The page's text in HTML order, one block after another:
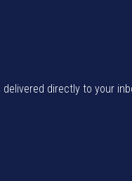
directly to your